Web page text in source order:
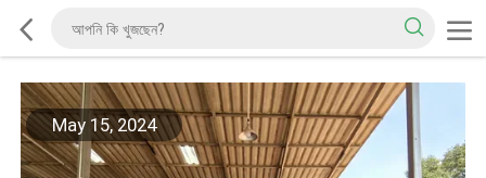
May 15, 2024